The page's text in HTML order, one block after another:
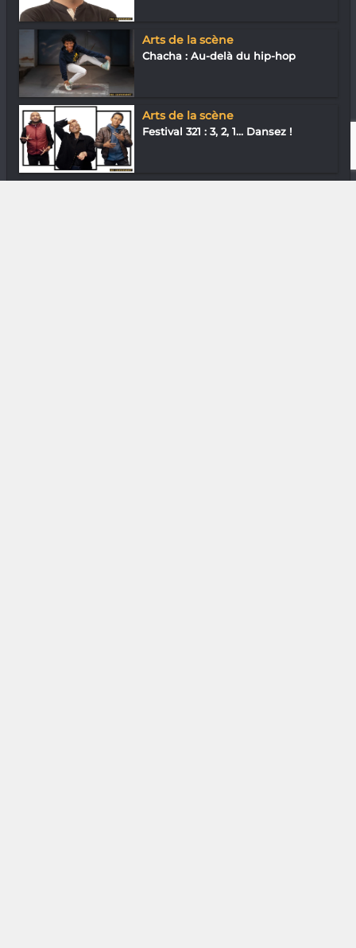
Arts de la scène
Chacha : Au-delà du hip-hop
Arts de la scène
Festival 321 : 3, 2, 1… Dansez !